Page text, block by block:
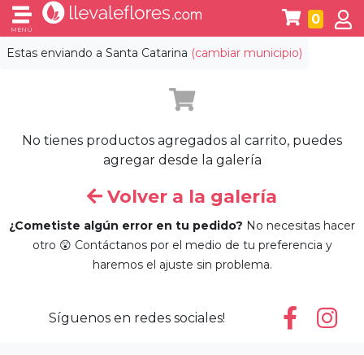
Estas enviando a Santa Catarina (cambiar municipio)
MENÚ
0
No tienes productos agregados al carrito, puedes
agregar desde la galería
Volver a la galería
¿Cometiste algún error en tu pedido? No necesitas hacer
otro 😲 Contáctanos por el medio de tu preferencia y
haremos el ajuste sin problema.
Síguenos en redes sociales!